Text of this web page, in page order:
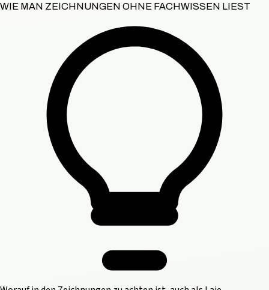
WIE MAN ZEICHNUNGEN OHNE FACHWISSEN LIEST